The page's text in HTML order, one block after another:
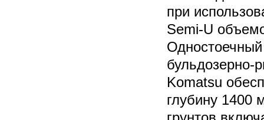
при
Semi-U
Одностоечный
бульдозерно-
Komatsu
глубину 1400